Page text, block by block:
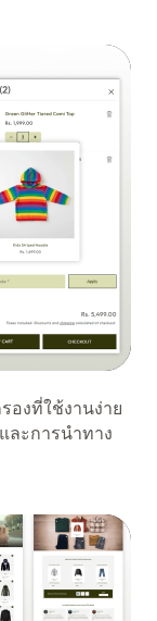
องที่ใช้งานง่าย
ละการนำทาง